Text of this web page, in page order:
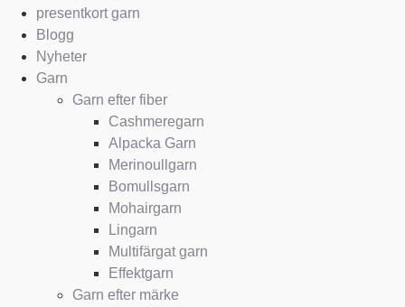
presentkort garn
Blogg
Nyheter
Garn
Garn efter fiber
Cashmeregarn
Alpacka Garn
Merinoullgarn
Bomullsgarn
Mohairgarn
Lingarn
Multifärgat garn
Effektgarn
Garn efter märke